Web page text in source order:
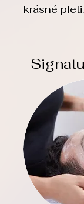
krásné pleti.